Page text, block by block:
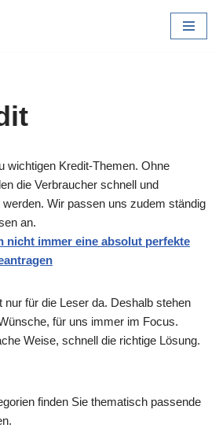
wichtigen Kredit-Themen. Ohne
die Verbraucher schnell und
Wir passen uns zudem ständig
an.
nicht immer eine absolut perfekte
nur für die Leser da. Deshalb stehen
für uns immer im Focus.
Weise, schnell die richtige Lösung.
finden Sie thematisch passende